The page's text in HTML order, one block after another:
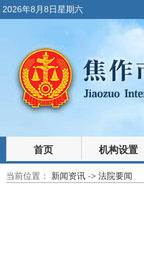
2026年8月8日星期六
首页 机构设置
裁判文书 法律文库
当前位置： 新闻资讯 -> 法院要闻